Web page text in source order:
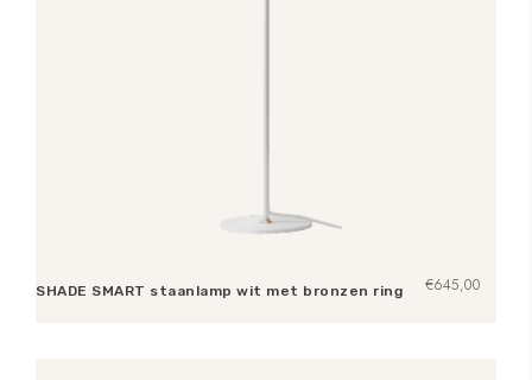
SHADE SMART staanlamp wit met bronzen ring €645,00